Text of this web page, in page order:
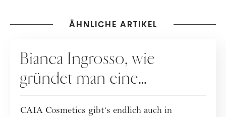
ÄHNLICHE ARTIKEL
Bianca Ingrosso, wie
gründet man eine
erfolgreiche Beauty-Brand?
CAIA Cosmetics gibt‘s endlich auch in